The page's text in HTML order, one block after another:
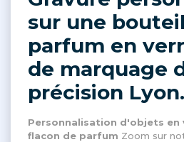
sur une
parfum en
de marquage
précision Lyon.
Personnalisation d'objets en
flacon de parfum Zoom sur